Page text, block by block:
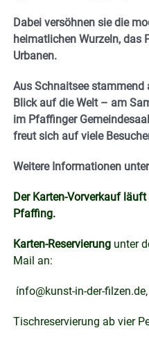
Dabei versöhnen sie die
heimatlichen Wurzeln, das
Urbanen.
Aus Schnaitsee
Blick auf die Welt – am
im Pfaffinger
freut sich auf viele
Weitere Informationen
Der Karten-Vorverkauf
Pfaffing.
Karten-Reservierung unter
Mail an:
ínfo@kunst-in-der-filzen.de,
Tischreservierung ab vier